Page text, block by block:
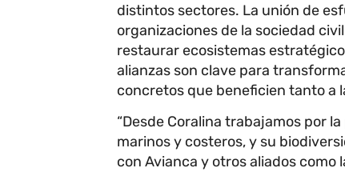
distintos sectores. La unión de
organizaciones de la sociedad
restaurar ecosistemas
alianzas son clave para
concretos que beneficien tanto a
“Desde Coralina trabajamos por
marinos y costeros, y su
con Avianca y otros aliados como